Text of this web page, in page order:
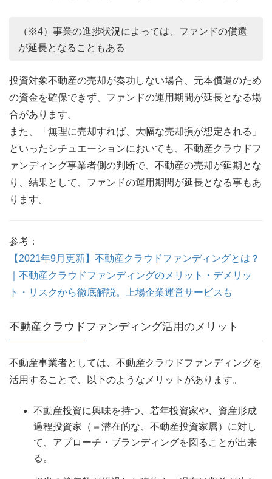
（※4）事業の進捗状況によっては、ファンドの償還
が延長となることもある
投資対象不動産の売却が奏功しない場合、元本償還のため
の資金を確保できず、ファンドの運用期間が延長となる場
合があります。
また、「無理に売却すれば、大幅な売却損が想定される」
といったシチュエーションにおいても、不動産クラウドフ
ァンディング事業者側の判断で、不動産の売却が延期とな
り、結果として、ファンドの運用期間が延長となる事もあ
ります。
参考：
【2021年9月更新】不動産クラウドファンディングとは？
｜不動産クラウドファンディングのメリット・デメリッ
ト・リスクから徹底解説。上場企業運営サービスも
不動産クラウドファンディング活用のメリット
不動産事業者としては、不動産クラウドファンディングを
活用することで、以下のようなメリットがあります。
不動産投資に興味を持つ、若年投資家や、資産形成
過程投資家（＝潜在的な、不動産投資家層）に対し
て、アプローチ・ブランディングを図ることが出来
る。